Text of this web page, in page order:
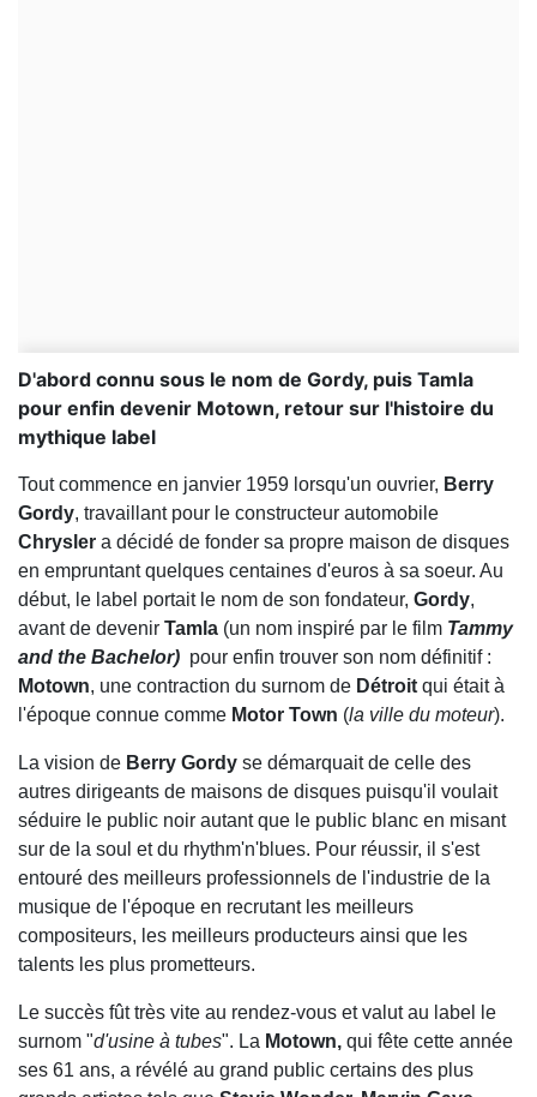
D'abord connu sous le nom de Gordy, puis Tamla
pour enfin devenir Motown, retour sur l'histoire du
mythique label
Tout commence en janvier 1959 lorsqu'un ouvrier, Berry
Gordy, travaillant pour le constructeur automobile
Chrysler a décidé de fonder sa propre maison de disques
en empruntant quelques centaines d'euros à sa soeur. Au
début, le label portait le nom de son fondateur, Gordy,
avant de devenir Tamla (un nom inspiré par le film Tammy
and the Bachelor) pour enfin trouver son nom définitif :
Motown, une contraction du surnom de Détroit qui était à
l'époque connue comme Motor Town (la ville du moteur).
La vision de Berry Gordy se démarquait de celle des
autres dirigeants de maisons de disques puisqu'il voulait
séduire le public noir autant que le public blanc en misant
sur de la soul et du rhythm'n'blues. Pour réussir, il s'est
entouré des meilleurs professionnels de l'industrie de la
musique de l'époque en recrutant les meilleurs
compositeurs, les meilleurs producteurs ainsi que les
talents les plus prometteurs.
Le succès fût très vite au rendez-vous et valut au label le
surnom "d'usine à tubes". La Motown, qui fête cette année
ses 61 ans, a révélé au grand public certains des plus